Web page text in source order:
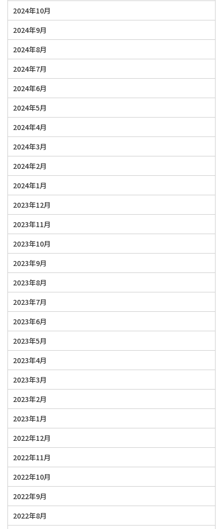
2024年10月
2024年9月
2024年8月
2024年7月
2024年6月
2024年5月
2024年4月
2024年3月
2024年2月
2024年1月
2023年12月
2023年11月
2023年10月
2023年9月
2023年8月
2023年7月
2023年6月
2023年5月
2023年4月
2023年3月
2023年2月
2023年1月
2022年12月
2022年11月
2022年10月
2022年9月
2022年8月